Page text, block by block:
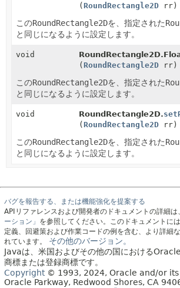
(RoundRectangle2Drr)
このRoundRectangle2Dを、指定された
と同じになるように設定します。
void
(RoundRectangle2Drr)
このRoundRectangle2Dを、指定された
と同じになるように設定します。
void RoundRectangle2D.
(RoundRectangle2Drr)
このRoundRectangle2Dを、指定された
と同じになるように設定します。
バグを報告する、または機能強化を提案する
APIリファレンスおよび開発者のドキュメントの詳細は、
ーション」 を参照してください。このドキュメントに
定義、回避策および作業コードの例を含む、より詳細
れています。
その他のバージョン。
Javaは、米国およびその他の国における
商標または登録商標です。
Copyright© 1993, 2024, Oracle and/or
Oracle Parkway, Redwood Shores, CA